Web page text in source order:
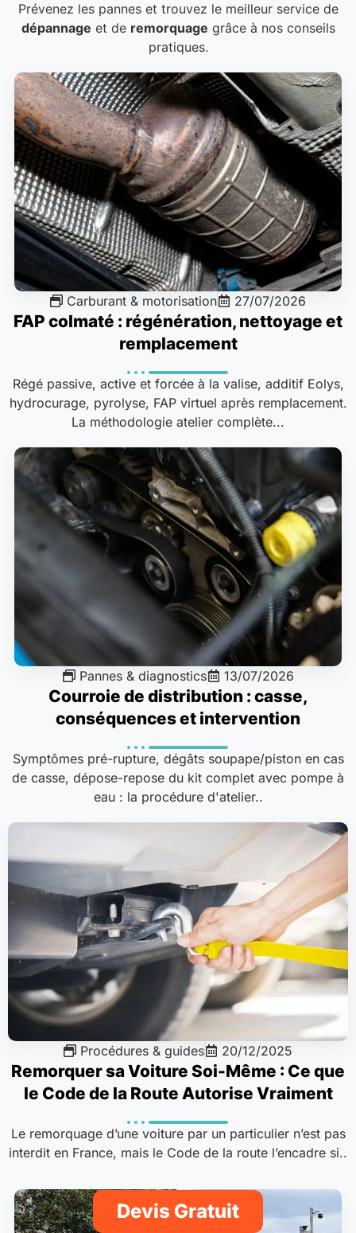
Prévenez les pannes et trouvez le meilleur service de
dépannage et de remorquage grâce à nos conseils
pratiques.
Carburant & motorisation 27/07/2026
FAP colmaté : régénération, nettoyage et
remplacement
Régé passive, active et forcée à la valise, additif Eolys,
hydrocurage, pyrolyse, FAP virtuel après remplacement.
La méthodologie atelier complète...
Pannes & diagnostics 13/07/2026
Courroie de distribution : casse,
conséquences et intervention
Symptômes pré-rupture, dégâts soupape/piston en cas
de casse, dépose-repose du kit complet avec pompe à
eau : la procédure d'atelier..
Procédures & guides 20/12/2025
Remorquer sa Voiture Soi-Même : Ce que
le Code de la Route Autorise Vraiment
Le remorquage d’une voiture par un particulier n’est pas
interdit en France, mais le Code de la route l’encadre si..
Devis Gratuit